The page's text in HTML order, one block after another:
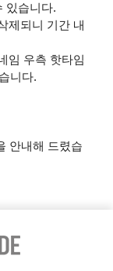
있습니다.
제되니 기간 내
임 우측 핫타임
니다.
안내해 드렸습